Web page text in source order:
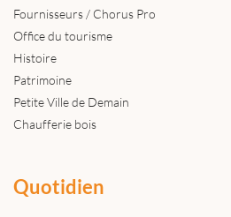
Fournisseurs / Chorus Pro
Office du tourisme
Histoire
Patrimoine
Petite Ville de Demain
Chaufferie bois
Quotidien